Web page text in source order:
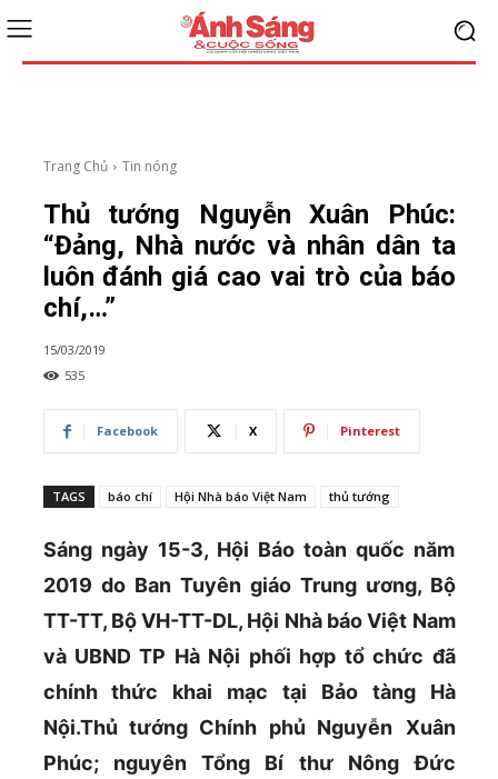
Trang Chủ Tin nóng
Thủ tướng Nguyễn Xuân Phúc:
“Đảng, Nhà nước và nhân dân ta
luôn đánh giá cao vai trò của báo
chí,…”
15/03/2019
535
Facebook X Pinterest
TAGS báo chí Hội Nhà báo Việt Nam thủ tướng
Sáng ngày 15-3, Hội Báo toàn quốc năm
2019 do Ban Tuyên giáo Trung ương, Bộ
TT-TT, Bộ VH-TT-DL, Hội Nhà báo Việt Nam
và UBND TP Hà Nội phối hợp tổ chức đã
chính thức khai mạc tại Bảo tàng Hà
Nội.Thủ tướng Chính phủ Nguyễn
Xuân
Phúc; nguyên Tổng Bí thư Nông Đức